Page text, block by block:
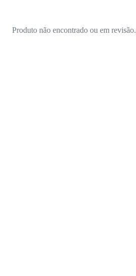
Produto não encontrado ou em revisão.